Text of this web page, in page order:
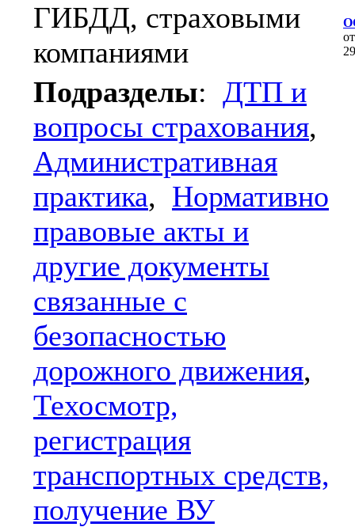
ГИБДД, страховыми
компаниями
Подразделы: ДТП и
вопросы страхования,
Административная
практика, Нормативно
правовые акты и
другие документы
связанные с
безопасностью
дорожного движения,
Техосмотр,
регистрация
транспортных средств,
получение ВУ